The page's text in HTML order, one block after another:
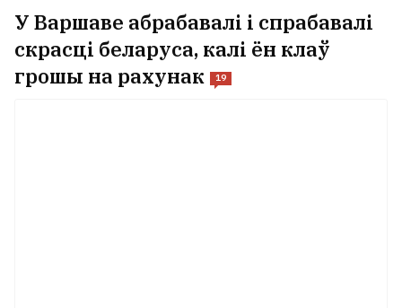
У Варшаве абрабавалі і спрабавалі
скрасці беларуса, калі ён клаў
грошы на рахунак
19